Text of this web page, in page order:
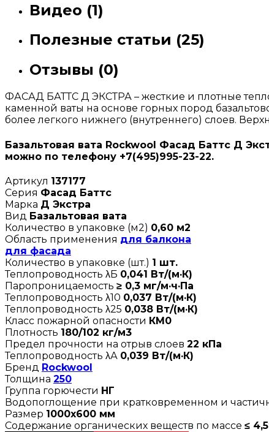
Видео (1)
Полезные статьи (25)
Отзывы (0)
ФАСАД БАТТС Д ЭКСТРА – жесткие и плотные
каменной ваты на основе горных пород
более легкого нижнего (внутреннего) слоев.
Базальтовая вата Rockwool Фасад Баттс Д
можно по телефону +7(495)995-23-22.
Артикул 137177
Серия Фасад Баттс
Марка Д Экстра
Вид Базальтовая вата
Количество в упаковке (м2) 0,60 м2
Область применения для балкона
для фасада
Количество в упаковке (шт.) 1 шт.
Теплопроводность λБ 0,041 Вт/(м·К)
Паропроницаемость ≥ 0,3 мг/м·ч·Па
Теплопроводность λ10 0,037 Вт/(м·К)
Теплопроводность λ25 0,038 Вт/(м·К)
Класс пожарной опасности КМ0
Плотность 180/102 кг/м3
Предел прочности на отрыв слоев 22 кПа
Теплопроводность λА 0,039 Вт/(м·К)
Бренд Rockwool
Толщина 250
Группа горючести НГ
Водопоглощение при кратковременном и
Размер 1000х600 мм
Содержание органических веществ по массе ≤